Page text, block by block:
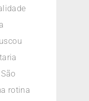
rotina